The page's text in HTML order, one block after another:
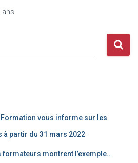
ans
Formation vous informe sur les
partir du 31 mars 2022
formateurs montrent l’exemple…